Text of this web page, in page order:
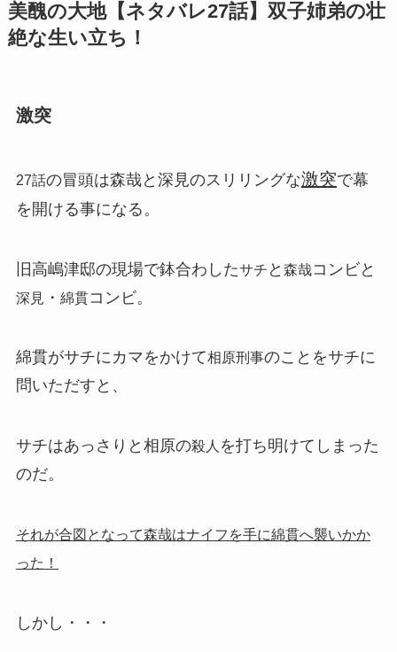
美醜の大地【ネタバレ27話】双子姉弟の壮
絶な生い立ち！
激突
27話の冒頭は森哉と深見のスリリングな激突で幕
を開ける事になる。
旧高嶋津邸の現場で鉢合わしたサチ と 森哉コンビと
深見 ・ 綿貫コンビ。
綿貫がサチにカマをかけて相原刑事のことをサチに
問いただすと、
サチはあっさりと相原の殺人 を打ち明けてしまった
のだ。
それが合図となって森哉はナイフを手に綿貫へ襲いかか
った！
しかし・・・